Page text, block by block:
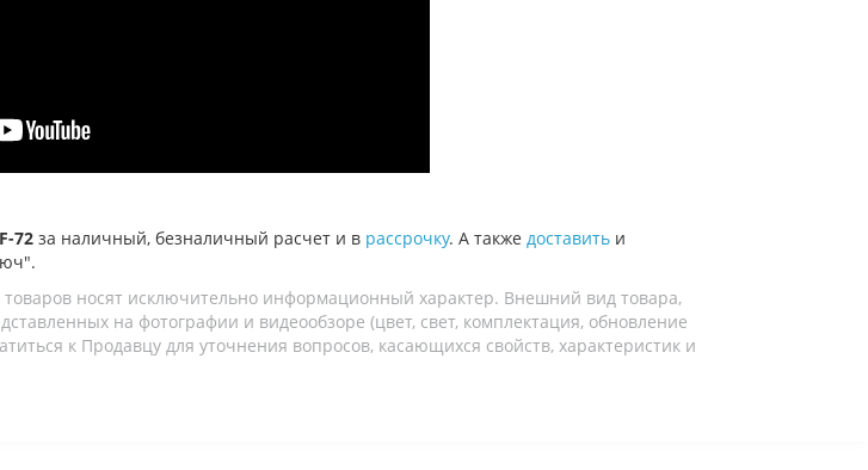
72 за наличный, безналичный расчет и в рассрочку. А также доставить и
носят исключительно информационный характер. Внешний вид товара,
на фотографии и видеообзоре (цвет, свет, комплектация, обновление
к Продавцу для уточнения вопросов, касающихся свойств, характеристик и